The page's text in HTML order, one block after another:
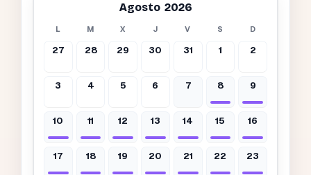
Agosto 2026
L M X J V S D
27 28 29 30 31 1 2
3 4 5 6 7 8 9
10 11 12 13 14 15 16
17 18 19 20 21 22 23